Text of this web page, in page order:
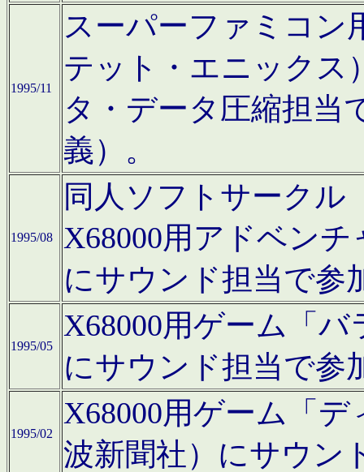
1995/11
スーパーファミコン
テット・エニックス
タ・データ圧縮担当
義）。
1995/08
同人ソフトサークル
X68000用アドベン
にサウンド担当で参
1995/05
X68000用ゲーム「
にサウンド担当で参
1995/02
X68000用ゲーム「
波新聞社）にサウン